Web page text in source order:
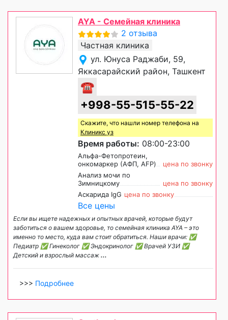
AYA - Семейная клиника
2 отзыва
Частная клиника
ул. Юнуса Раджаби, 59,
Яккасарайский район, Ташкент
☎
+998-55-515-55-22
Скажите, что нашли номер телефона на
Клиникс уз
Время работы: 08:00-23:00
Альфа-Фетопротеин,
онкомаркер (АФП, AFP)
цена по звонку
Анализ мочи по
Зимницкому
цена по звонку
Аскарида IgG цена по звонку
Все цены
Если вы ищете надежных и опытных врачей, которые будут
заботиться о вашем здоровье, то семейная клиника AYA – это
именно то место, куда вам стоит обратиться. Наши врачи: ✅
Педиатр ✅ Гинеколог ✅ Эндокринолог ✅ Врачей УЗИ ✅
Детский и взрослый массаж ...
>>> Подробнее